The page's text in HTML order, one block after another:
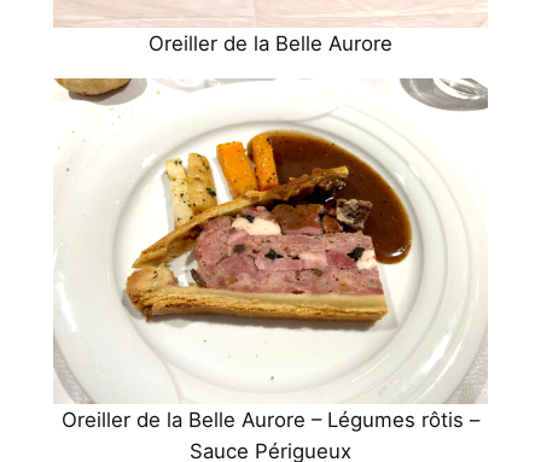
Oreiller de la Belle Aurore
Oreiller de la Belle Aurore – Légumes rôtis –
Sauce Périgueux